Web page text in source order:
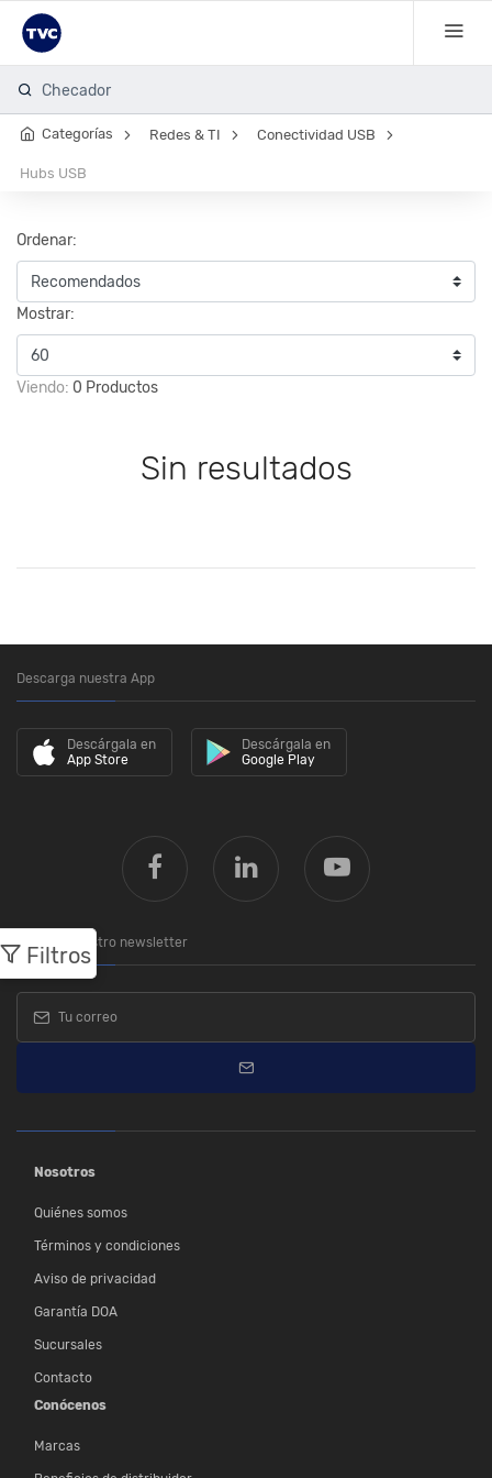
Checador
Categorías Redes & TI Conectividad USB
Hubs USB
Ordenar:
Mostrar:
Viendo: 0 Productos
Sin resultados
Filtros
Descarga nuestra App
Descárgala en
App Store
Descárgala en
Google Play
Únete a nuestro newsletter
Nosotros
Quiénes somos
Términos y condiciones
Aviso de privacidad
Garantía DOA
Sucursales
Contacto
Conócenos
Marcas